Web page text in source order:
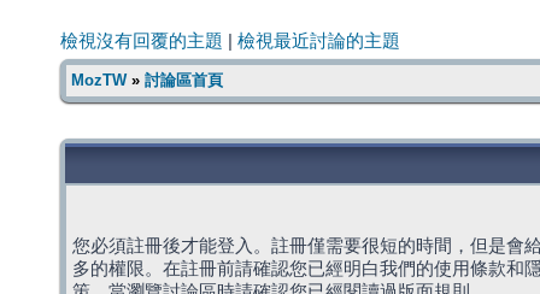
檢視沒有回覆的主題 檢視最近討論的主題
MozTW» 討論區首頁
您必須註冊後才能登入。註冊僅需要很短的時間，但是會
多的權限。在註冊前請確認您已經明白我們的使用條款和